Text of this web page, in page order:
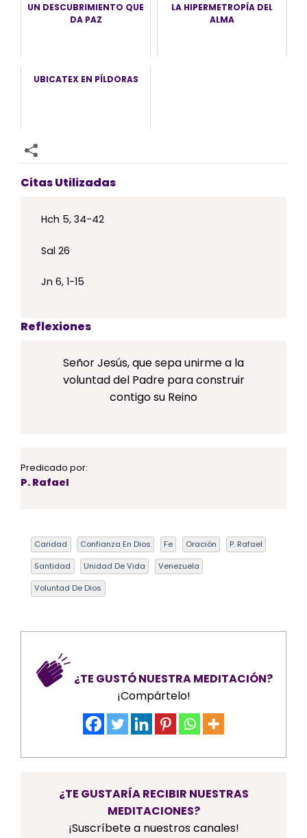
UN DESCUBRIMIENTO QUE
DA PAZ
LA HIPERMETROPÍA DEL
ALMA
UBICATEX EN PÍLDORAS
Citas Utilizadas
Hch 5, 34-42
Sal 26
Jn 6, 1-15
Reflexiones
Señor Jesús,que sepa unirme a la
voluntad del Padre para construir
contigo su Reino
Predicado por:
P. Rafael
Caridad Confianza En Dios Fe Oración P. Rafael
Santidad Unidad De Vida Venezuela
Voluntad De Dios
¿TE GUSTÓ NUESTRA MEDITACIÓN?
¡Compártelo!
¿TE GUSTARÍA RECIBIR NUESTRAS
MEDITACIONES?
¡Suscríbete a nuestros canales!